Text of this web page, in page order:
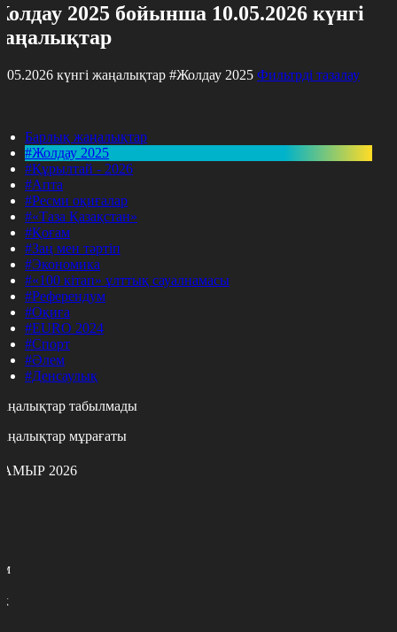
2025 бойынша 10.05.2026 күнгі
күнгі жаңалықтар #Жолдау 2025 Фильтрді тазалау
Барлық жаңалықтар
#Жолдау 2025
#Құрылтай - 2026
#Апта
#Ресми оқиғалар
#«Таза Қазақстан»
#Қоғам
#Заң мен тәртіп
#Экономика
#«100 кітап» ұлттық сауалнамасы
#Референдум
#Оқиға
#EURO 2024
#Спорт
#Әлем
#Денсаулық
табылмады
мұрағаты
2026